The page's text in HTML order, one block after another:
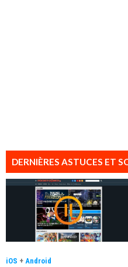
DERNIÈRES ASTUCES ET
iOS + Android